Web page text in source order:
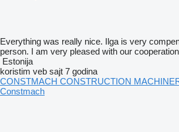
Everything was really nice. Ilga is very
person. I am very pleased with our
Estonija
koristim veb sajt 7 godina
CONSTMACH CONSTRUCTION
Constmach